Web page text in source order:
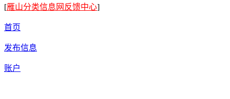
[雁山分类信息网反馈中心]
首页
发布信息
账户